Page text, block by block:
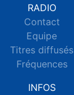
RADIO
Contact
Equipe
Titres diffusés
Fréquences
INFOS